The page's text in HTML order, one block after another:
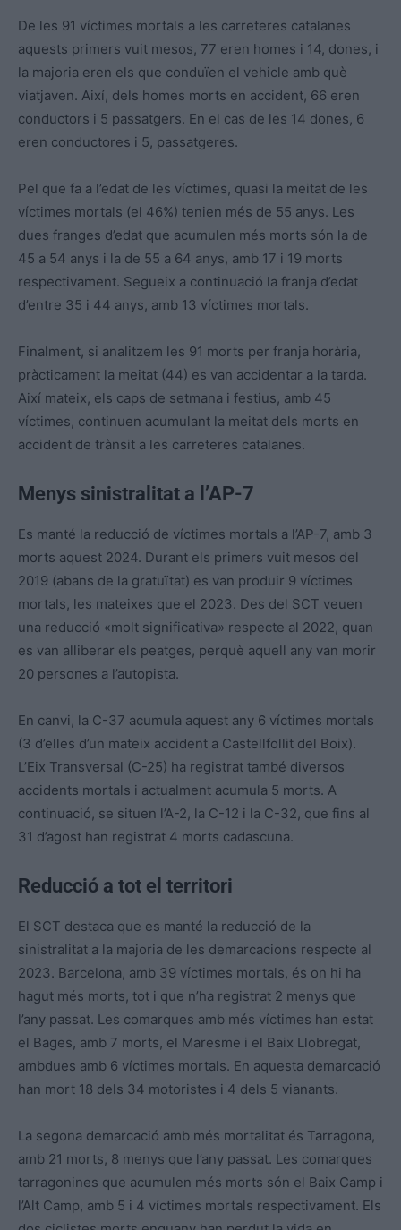
De les 91 víctimes mortals a les carreteres catalanes
aquests primers vuit mesos, 77 eren homes i 14, dones, i
la majoria eren els que conduïen el vehicle amb què
viatjaven. Així, dels homes morts en accident, 66 eren
conductors i 5 passatgers. En el cas de les 14 dones, 6
eren conductores i 5, passatgeres.
Pel que fa a l’edat de les víctimes, quasi la meitat de les
víctimes mortals (el 46%) tenien més de 55 anys. Les
dues franges d’edat que acumulen més morts són la de
45 a 54 anys i la de 55 a 64 anys, amb 17 i 19 morts
respectivament. Segueix a continuació la franja d’edat
d’entre 35 i 44 anys, amb 13 víctimes mortals.
Finalment, si analitzem les 91 morts per franja horària,
pràcticament la meitat (44) es van accidentar a la tarda.
Així mateix, els caps de setmana i festius, amb 45
víctimes, continuen acumulant la meitat dels morts en
accident de trànsit a les carreteres catalanes.
Menys sinistralitat a l’AP-7
Es manté la reducció de víctimes mortals a l’AP-7, amb 3
morts aquest 2024. Durant els primers vuit mesos del
2019 (abans de la gratuïtat) es van produir 9 víctimes
mortals, les mateixes que el 2023. Des del SCT veuen
una reducció «molt significativa» respecte al 2022, quan
es van alliberar els peatges, perquè aquell any van morir
20 persones a l’autopista.
En canvi, la C-37 acumula aquest any 6 víctimes mortals
(3 d’elles d’un mateix accident a Castellfollit del Boix).
L’Eix Transversal (C-25) ha registrat també diversos
accidents mortals i actualment acumula 5 morts. A
continuació, se situen l’A-2, la C-12 i la C-32, que fins al
31 d’agost han registrat 4 morts cadascuna.
Reducció a tot el territori
El SCT destaca que es manté la reducció de la
sinistralitat a la majoria de les demarcacions respecte al
2023. Barcelona, amb 39 víctimes mortals, és on hi ha
hagut més morts, tot i que n’ha registrat 2 menys que
l’any passat. Les comarques amb més víctimes han estat
el Bages, amb 7 morts, el Maresme i el Baix Llobregat,
ambdues amb 6 víctimes mortals. En aquesta demarcació
han mort 18 dels 34 motoristes i 4 dels 5 vianants.
La segona demarcació amb més mortalitat és Tarragona,
amb 21 morts, 8 menys que l’any passat. Les comarques
tarragonines que acumulen més morts són el Baix Camp i
l’Alt Camp, amb 5 i 4 víctimes mortals respectivament. Els